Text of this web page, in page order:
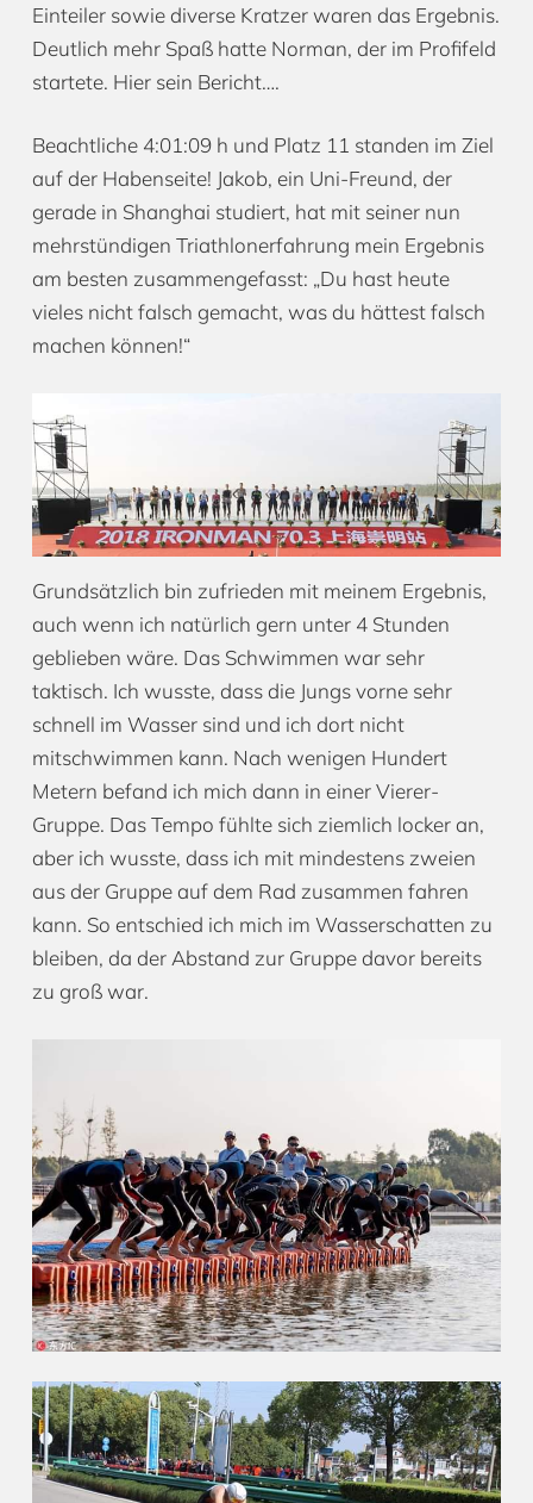
Einteiler sowie diverse Kratzer waren das Ergebnis.
Deutlich mehr Spaß hatte Norman, der im Profifeld
startete. Hier sein Bericht….
Beachtliche 4:01:09 h und Platz 11 standen im Ziel
auf der Habenseite! Jakob, ein Uni-Freund, der
gerade in Shanghai studiert, hat mit seiner nun
mehrstündigen Triathlonerfahrung mein Ergebnis
am besten zusammengefasst: „Du hast heute
vieles nicht falsch gemacht, was du hättest falsch
machen können!“
Grundsätzlich bin zufrieden mit meinem Ergebnis,
auch wenn ich natürlich gern unter 4 Stunden
geblieben wäre. Das Schwimmen war sehr
taktisch. Ich wusste, dass die Jungs vorne sehr
schnell im Wasser sind und ich dort nicht
mitschwimmen kann. Nach wenigen Hundert
Metern befand ich mich dann in einer Vierer-
Gruppe. Das Tempo fühlte sich ziemlich locker an,
aber ich wusste, dass ich mit mindestens zweien
aus der Gruppe auf dem Rad zusammen fahren
kann. So entschied ich mich im Wasserschatten zu
bleiben, da der Abstand zur Gruppe davor bereits
zu groß war.